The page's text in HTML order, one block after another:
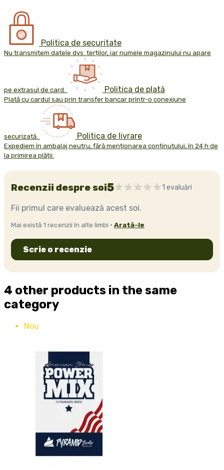
Politica de securitate
Nu transmitem datele dvs. terților, iar numele magazinului nu apare
pe extrasul de card. Politica de plată
Plată cu cardul sau prin transfer bancar printr-o conexiune
securizată. Politica de livrare
Expediem în ambalaj neutru, fără menționarea conținutului, în 24 h de
la primirea plății.
Recenzii despre soi5 1 evaluări
Fii primul care evaluează acest soi.
Mai există 1 recenzii în alte limbi · Arată-le
Scrie o recenzie
4 other products in the same
category
Nou